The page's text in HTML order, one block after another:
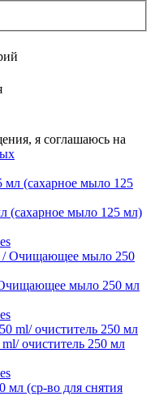
я соглашаюсь на
(cахарное мыло 125 мл)
мыло 250 мл
очиститель 250 мл